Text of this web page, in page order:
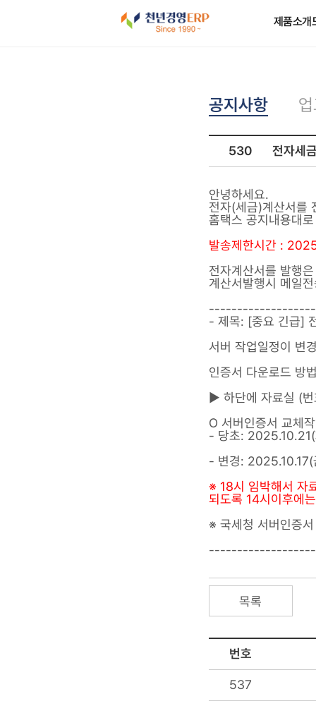
제품소개
공지사항
530 전자세
안녕하세요.
전자(세금)계산서를
홈택스 공지내용대
발송제한시간 :
전자계산서를 발행
계산서발행시 메일
- 제목: [중요 긴급]
서버 작업일정이 변
인증서 다운로드
▶ 하단에 자료실 (
O 서버인증서 교체
- 당초:
- 변경: 2025.10.17(
※ 18시 임박해서 자
되도록 14시이후에
※ 국세청 서버인증
목록
번호
537